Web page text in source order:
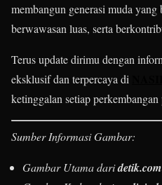
membangun generasi muda yang
berwawasan luas, serta
Terus update dirimu dengan
eksklusif dan terpercaya di
ketinggalan setiap
Sumber Informasi Gambar:
Gambar Utama daridetik.com